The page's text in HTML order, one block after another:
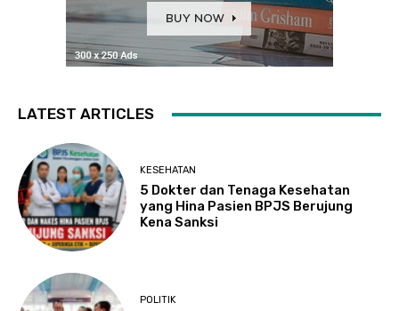
LATEST ARTICLES
KESEHATAN
5 Dokter dan Tenaga Kesehatan
yang Hina Pasien BPJS Berujung
Kena Sanksi
POLITIK